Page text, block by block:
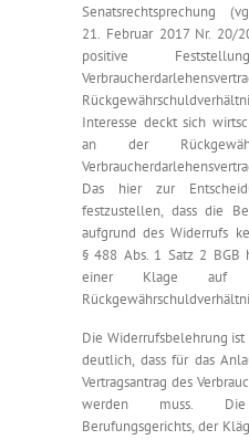
Senatsrechtsprechung
21. Februar 2017 Nr. 20/
positive
Interesse deckt sich
an der
Das hier zur
festzustellen, dass die
aufgrund des Widerrufs
§ 488 Abs. 1 Satz 2 BGB
einer Klage auf
Die Widerrufsbelehrung
deutlich, dass für das
Vertragsantrag des
werden muss.
Berufungsgerichts, der